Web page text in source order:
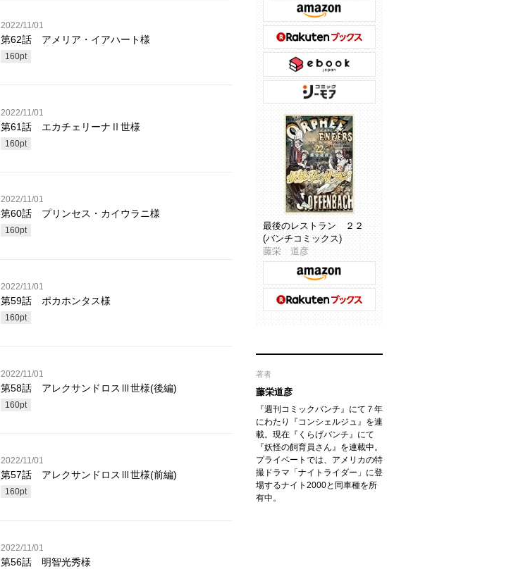
2022/11/01
第62話 アメリア・イアハート様
160pt
2022/11/01
第61話 エカチェリーナⅡ世様
160pt
2022/11/01
第60話 プリンセス・カイウラニ様
160pt
2022/11/01
第59話 ポカホンタス様
160pt
2022/11/01
第58話 アレクサンドロスⅢ世様(後編)
160pt
2022/11/01
第57話 アレクサンドロスⅢ世様(前編)
160pt
2022/11/01
第56話 明智光秀様
最後のレストラン ２２
(バンチコミックス)
藤栄 道彦
著者
藤栄道彦
『週刊コミックバンチ』にて７年
にわたり『コンシェルジュ』を連
載。現在『くらげバンチ』にて
『妖怪の飼育員さん』を連載中。
プライベートでは、アメリカの特
撮ドラマ「ナイトライダー」に登
場するナイト2000と同車種を所
有中。